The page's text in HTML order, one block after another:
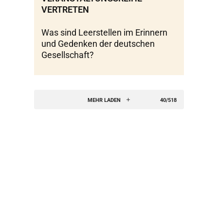
ERTRETEN
Was sind Leerstellen im Erinnern
und Gedenken der deutschen
Gesellschaft?
MEHR LADEN 40/518